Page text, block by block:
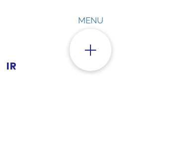
IR
MENU